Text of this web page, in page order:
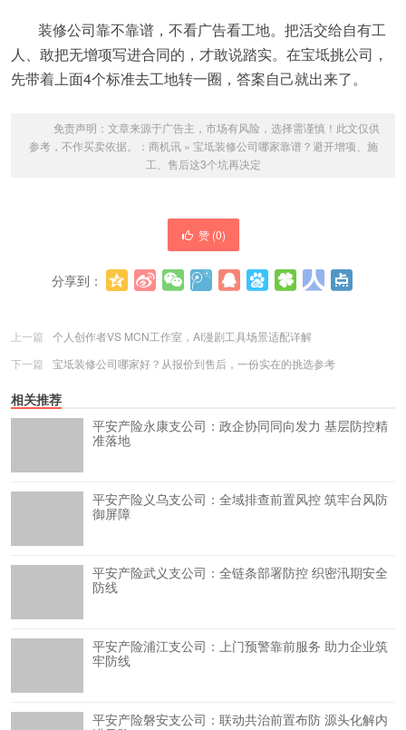
装修公司靠不靠谱，不看广告看工地。把活交给自有工
人、敢把无增项写进合同的，才敢说踏实。在宝坻挑公司，
先带着上面4个标准去工地转一圈，答案自己就出来了。
免责声明：文章来源于广告主，市场有风险，选择需谨慎！此文仅供
参考，不作买卖依据。： 商机讯» 宝坻装修公司哪家靠谱？避开增项、施
工、售后这3个坑再决定
赞 (0)
分享到：
上一篇
个人创作者VS MCN工作室，AI漫剧工具场景适配详解
下一篇
宝坻装修公司哪家好？从报价到售后，一份实在的挑选参考
相关推荐
平安产险永康支公司：政企协同同向发力 基层防控精
准落地
平安产险义乌支公司：全域排查前置风控 筑牢台风防
御屏障
平安产险武义支公司：全链条部署防控 织密汛期安全
防线
平安产险浦江支公司：上门预警靠前服务 助力企业筑
牢防线
平安产险磐安支公司：联动共治前置布防 源头化解内